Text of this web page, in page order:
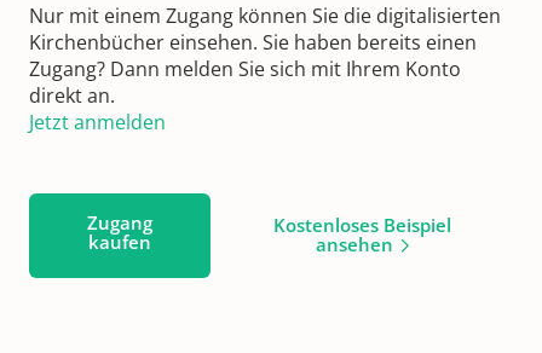
Nur mit einem Zugang können Sie die digitalisierten
Kirchenbücher einsehen. Sie haben bereits einen
Zugang? Dann melden Sie sich mit Ihrem Konto
direkt an.
Jetzt anmelden
Zugang
kaufen
Kostenloses Beispiel
ansehen